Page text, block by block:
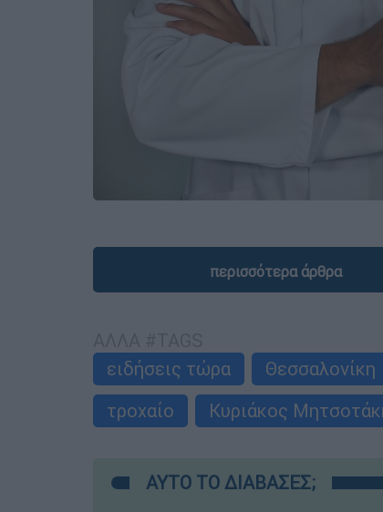
περισσότερα άρθρα
ειδήσεις τώρα
Θεσσαλονίκη
τροχαίο
Κυριάκος
ΑΥΤΟ ΤΟ ΔΙΑΒΑΣΕΣ;